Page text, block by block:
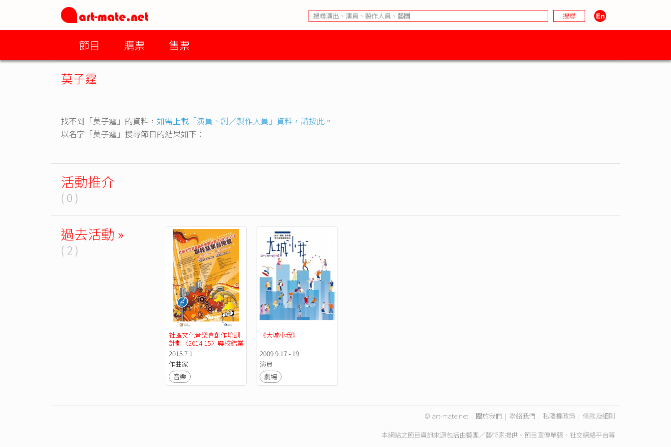
節目 購票 售票
莫子霆
找不到「莫子霆」的資料， 如需上載「演員、創／製作人員」資料，請按此 。
以名字「莫子霆」搜尋節目的結果如下：
活動推介
( 0 )
過去活動 »
( 2 )
社區文化音樂會創作培訓
計劃〈2014-15〉聯校結業
音樂會 (7/1)
2015.7.1
作曲家
音樂
《大城小我》
2009.9.17 - 19
演員
劇場
© art-mate.net | 關於我們 | 聯絡我們 | 私隱權政策 | 條款及細則
本網站之節目資訊來源包括由藝團／藝術家提供、節目宣傳單張、社交網絡平台等